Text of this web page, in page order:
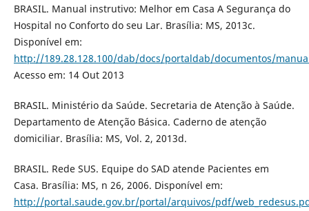
BRASIL. Manual instrutivo: Melhor em Casa A Segurança do
Hospital no Conforto do seu Lar. Brasília: MS, 2013c.
Disponível em:
http://189.28.128.100/dab/docs/portaldab/documentos/
Acesso em: 14 Out 2013
BRASIL. Ministério da Saúde. Secretaria de Atenção à Saúde.
Departamento de Atenção Básica. Caderno de atenção
domiciliar. Brasília: MS, Vol. 2, 2013d.
BRASIL. Rede SUS. Equipe do SAD atende Pacientes em
Casa. Brasília: MS, n 26, 2006. Disponível em:
http://portal.saude.gov.br/portal/arquivos/pdf/